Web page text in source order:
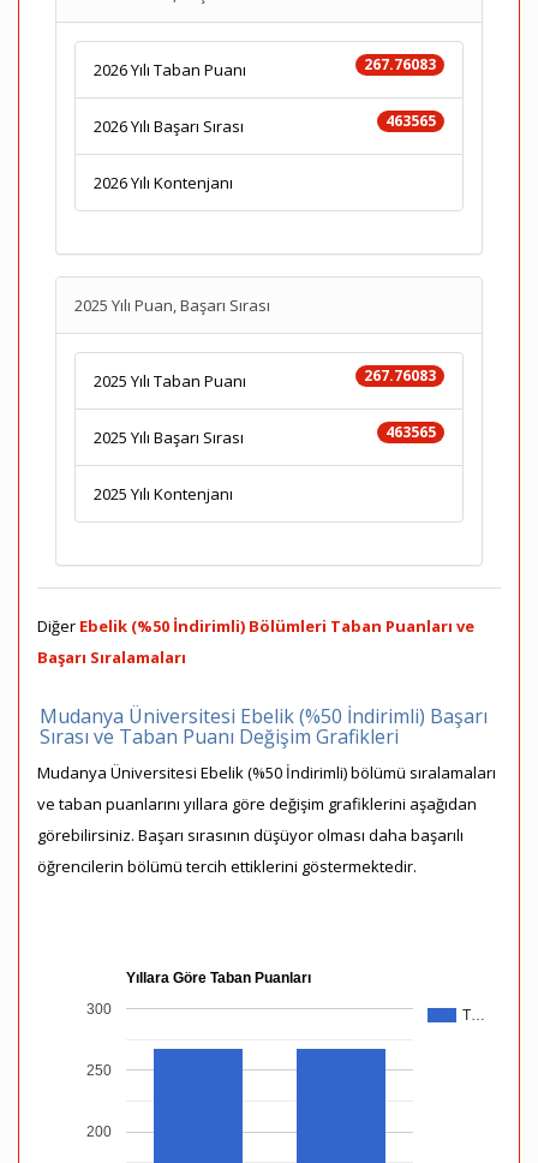
267.76083
2026 Yılı Taban Puanı
463565
2026 Yılı Başarı Sırası
2026 Yılı Kontenjanı
2025 Yılı Puan, Başarı Sırası
267.76083
2025 Yılı Taban Puanı
463565
2025 Yılı Başarı Sırası
2025 Yılı Kontenjanı
Diğer Ebelik (%50 İndirimli) Bölümleri Taban Puanları ve
Başarı Sıralamaları
Mudanya Üniversitesi Ebelik (%50 İndirimli) Başarı
Sırası ve Taban Puanı Değişim Grafikleri
Mudanya Üniversitesi Ebelik (%50 İndirimli) bölümü sıralamaları
ve taban puanlarını yıllara göre değişim grafiklerini aşağıdan
görebilirsiniz. Başarı sırasının düşüyor olması daha başarılı
öğrencilerin bölümü tercih ettiklerini göstermektedir.
Yıllara Göre Taban Puanları
T…
200
250
300